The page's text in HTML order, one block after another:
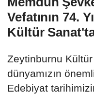
Vefatının 74.
Kültür
Zeytinburnu
dünyamızın
Edebiyat